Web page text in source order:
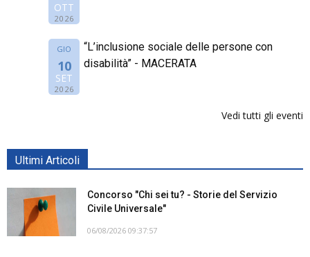
OTT
2026
GIO
10
SET
2026
“L’inclusione sociale delle persone con
disabilità” - MACERATA
Vedi tutti gli eventi
Ultimi Articoli
Concorso "Chi sei tu? - Storie del Servizio
Civile Universale"
06/08/2026 09:37:57